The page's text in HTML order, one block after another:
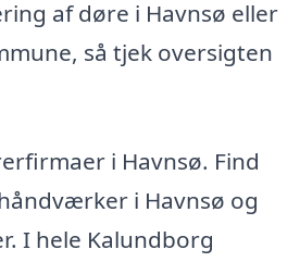
af døre i Havnsø eller
så tjek oversigten
i Havnsø. Find
i Havnsø og
I hele Kalundborg